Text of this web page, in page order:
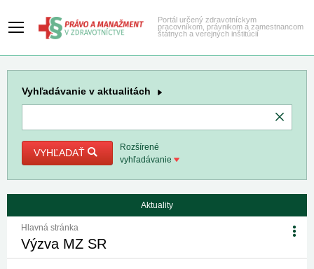
Portál určený zdravotníckym
pracovníkom, právnikom a zamestnancom
štátnych a verejných inštitúcií
Vyhľadávanie v aktualitách
VYHĽADAŤ
Rozšírené
vyhľadávanie
Aktuality
Hlavná stránka
Výzva MZ SR